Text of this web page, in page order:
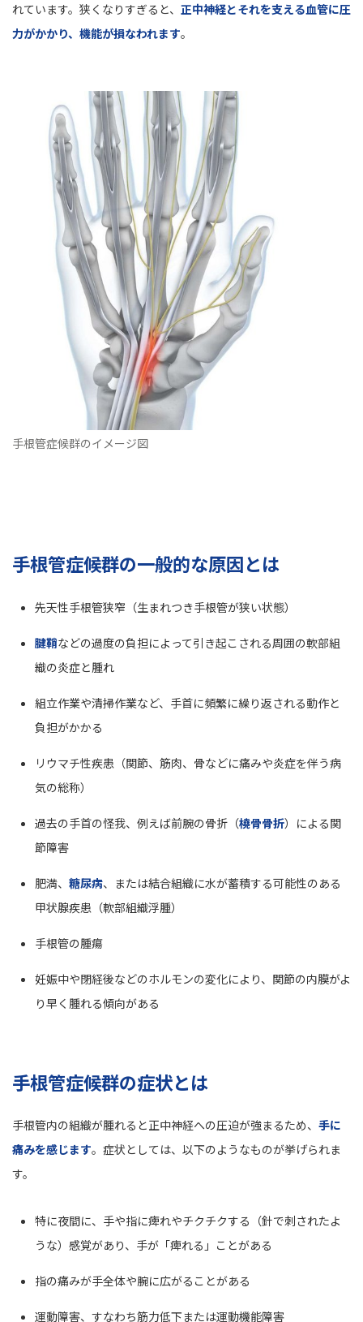
れています。狭くなりすぎると、 正中神経とそれを支える血管に圧
力がかかり、機能が損なわれます。
手根管症候群のイメージ図
手根管症候群の一般的な原因とは
先天性手根管狭窄（生まれつき手根管が狭い状態）
腱鞘などの過度の負担によって引き起こされる周囲の軟部組
織の炎症と腫れ
組立作業や清掃作業など、手首に頻繁に繰り返される動作と
負担がかかる
リウマチ性疾患（関節、筋肉、骨などに痛みや炎症を伴う病
気の総称）
過去の手首の怪我、例えば前腕の骨折（橈骨骨折）による関
節障害
肥満、 糖尿病、または結合組織に水が蓄積する可能性のある
甲状腺疾患（軟部組織浮腫）
手根管の腫瘍
妊娠中や閉経後などのホルモンの変化により、関節の内膜がよ
り早く腫れる傾向がある
手根管症候群の症状とは
手根管内の組織が腫れると正中神経への圧迫が強まるため、 手に
痛みを感じます。症状としては、以下のようなものが挙げられま
す。
特に夜間に、手や指に痺れやチクチクする（針で刺されたよ
うな）感覚があり、手が「痺れる」ことがある
指の痛みが手全体や腕に広がることがある
運動障害、すなわち筋力低下または運動機能障害